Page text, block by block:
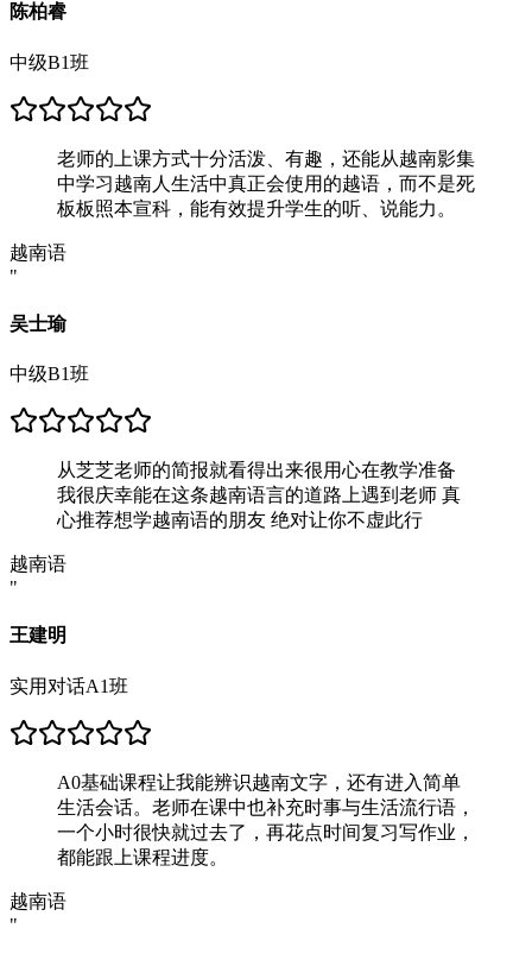
陈柏睿
中级B1班
老师的上课方式十分活泼、有趣，还能从越南影集
中学习越南人生活中真正会使用的越语，而不是死
板板照本宣科，能有效提升学生的听、说能力。
越南语
"
吴士瑜
中级B1班
从芝芝老师的简报就看得出来很用心在教学准备
我很庆幸能在这条越南语言的道路上遇到老师 真
心推荐想学越南语的朋友 绝对让你不虚此行
越南语
"
王建明
实用对话A1班
A0基础课程让我能辨识越南文字，还有进入简单
生活会话。老师在课中也补充时事与生活流行语，
一个小时很快就过去了，再花点时间复习写作业，
都能跟上课程进度。
越南语
"